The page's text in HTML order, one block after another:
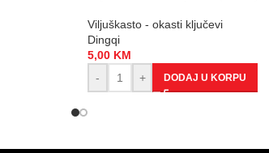
Viljuškasto - okasti ključevi
Dingqi
5,00 KM
-
+ DODAJ U KORPU